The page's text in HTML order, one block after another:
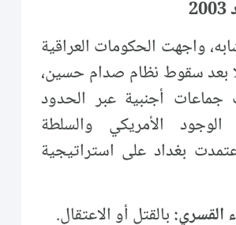
واجهت الحكومات العراقية
بعد سقوط نظام صدام حسين،
أجنبية عبر الحدود
الأمريكي والسلطة
بغداد على استراتيجية
القسري:بالقتل أو الاعتقال.